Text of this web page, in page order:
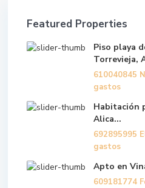
Featured Properties
Piso playa
Torrevieja,
610040845
gastos
Habitación
Alica...
692895995
gastos
Apto en
609181774